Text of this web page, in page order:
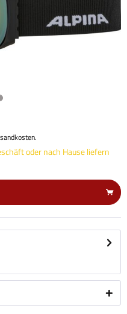
oder nach Hause liefern